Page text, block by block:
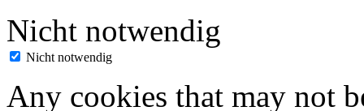
Nicht notwendig
Nicht notwendig
Any cookies that may not